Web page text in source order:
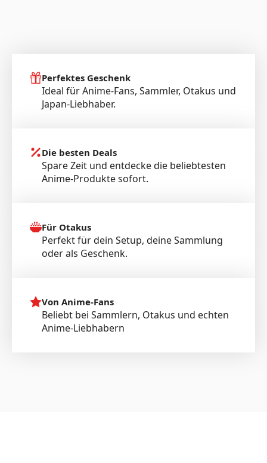
Perfektes Geschenk
Ideal für Anime-Fans, Sammler, Otakus und
Japan-Liebhaber.
Die besten Deals
Spare Zeit und entdecke die beliebtesten
Anime-Produkte sofort.
Für Otakus
Perfekt für dein Setup, deine Sammlung
oder als Geschenk.
Von Anime-Fans
Beliebt bei Sammlern, Otakus und echten
Anime-Liebhabern